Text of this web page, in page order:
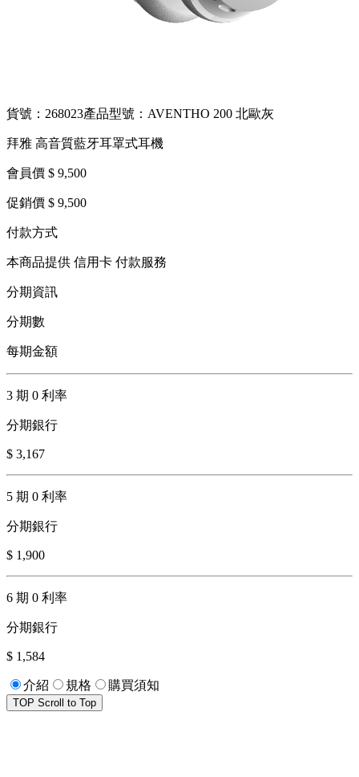
貨號：268023產品型號：AVENTHO 200 北歐灰
拜雅 高音質藍牙耳罩式耳機
會員價 $ 9,500
促銷價 $ 9,500
付款方式
本商品提供 信用卡 付款服務
分期資訊
分期數
每期金額
3 期 0 利率
分期銀行
$ 3,167
5 期 0 利率
分期銀行
$ 1,900
6 期 0 利率
分期銀行
$ 1,584
介紹 規格 購買須知
TOP Scroll to Top